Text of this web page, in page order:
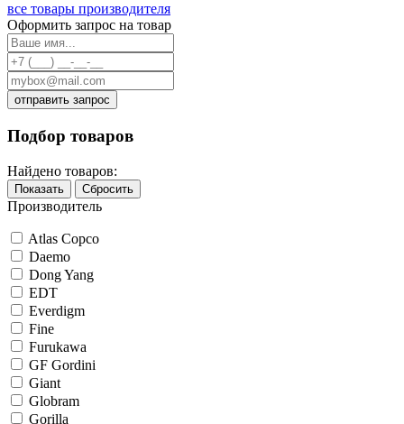
все товары производителя
Оформить запрос на товар
отправить запрос
Подбор товаров
Найдено товаров:
Показать Сбросить
Производитель
Atlas Copco
Daemo
Dong Yang
EDT
Everdigm
Fine
Furukawa
GF Gordini
Giant
Globram
Gorilla